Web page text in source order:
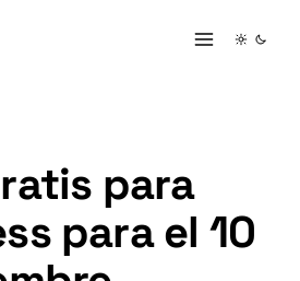
para
para el 10